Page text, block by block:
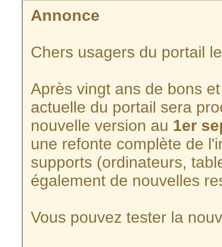
Annonce
Chers usagers du portail
Après vingt ans de bons
actuelle du portail sera
nouvelle version au 1er
une refonte complète de
supports (ordinateurs,
également de nouvelles
Vous pouvez tester la